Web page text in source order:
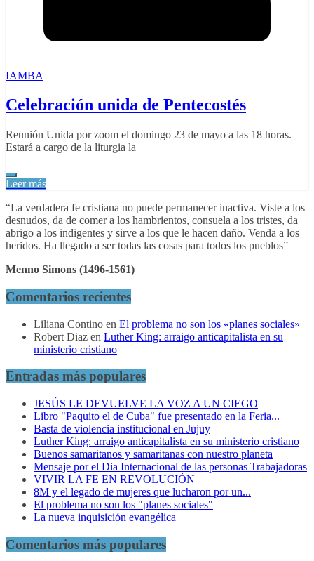
IAMBA
Celebración unida de Pentecostés
Reunión Unida por zoom el domingo 23 de mayo a las 18 horas.
Estará a cargo de la liturgia la
Leer más
“La verdadera fe cristiana no puede permanecer inactiva. Viste a los
desnudos, da de comer a los hambrientos, consuela a los tristes, da
abrigo a los indigentes y sirve a los que le hacen daño. Venda a los
heridos. Ha llegado a ser todas las cosas para todos los pueblos”
Menno Simons (1496-1561)
Comentarios recientes
Liliana Contino en El problema no son los «planes sociales»
Robert Diaz en Luther King: arraigo anticapitalista en su
ministerio cristiano
Entradas más populares
JESÚS LE DEVUELVE LA VOZ A UN CIEGO
Libro "Paquito el de Cuba" fue presentado en la Feria...
Basta de violencia institucional en Jujuy
Luther King: arraigo anticapitalista en su ministerio cristiano
Buenos samaritanos y samaritanas con nuestro planeta
Mensaje por el Dia Internacional de las personas Trabajadoras
VIVIR LA FE EN REVOLUCIÓN
8M y el legado de mujeres que lucharon por un...
El problema no son los "planes sociales"
La nueva inquisición evangélica
Comentarios más populares